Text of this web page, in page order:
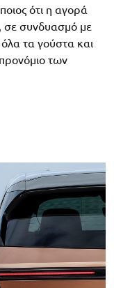
ότι η αγορά
σε συνδυασμό με
όλα τα γούστα και
των